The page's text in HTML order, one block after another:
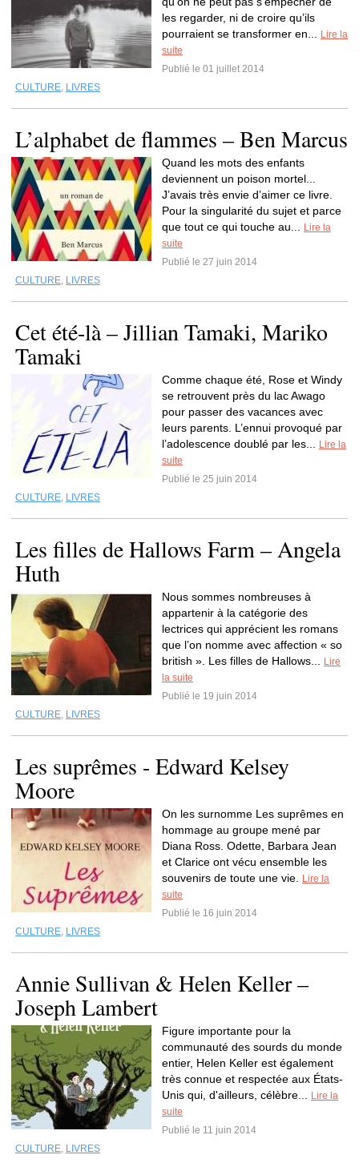
les regarder, ni de croire qu’ils
pourraient se transformer en...
Lire la
suite
Publié le 01 juillet 2014
CULTURE, LIVRES
L’alphabet de flammes – Ben Marcus
Quand les mots des enfants
deviennent un poison mortel...
J’avais très envie d’aimer ce livre.
Pour la singularité du sujet et parce
que tout ce qui touche au...
Lire la
suite
Publié le 27 juin 2014
CULTURE, LIVRES
Cet été-là – Jillian Tamaki, Mariko
Tamaki
Comme chaque été, Rose et Windy
se retrouvent près du lac Awago
pour passer des vacances avec
leurs parents. L’ennui provoqué par
l’adolescence doublé par les...
Lire la
suite
Publié le 25 juin 2014
CULTURE, LIVRES
Les filles de Hallows Farm – Angela
Huth
Nous sommes nombreuses à
appartenir à la catégorie des
lectrices qui apprécient les romans
que l’on nomme avec affection « so
british ». Les filles de Hallows...
Lire
la suite
Publié le 19 juin 2014
CULTURE, LIVRES
Les suprêmes - Edward Kelsey
Moore
On les surnomme Les suprêmes en
hommage au groupe mené par
Diana Ross. Odette, Barbara Jean
et Clarice ont vécu ensemble les
souvenirs de toute une vie.
Lire la
suite
Publié le 16 juin 2014
CULTURE, LIVRES
Annie Sullivan & Helen Keller –
Joseph Lambert
Figure importante pour la
communauté des sourds du monde
entier, Helen Keller est également
très connue et respectée aux États-
Unis qui, d'ailleurs, célèbre...
Lire la
suite
Publié le 11 juin 2014
CULTURE, LIVRES